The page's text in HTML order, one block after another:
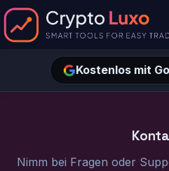
Kostenlos mit
Nimm bei Fragen oder